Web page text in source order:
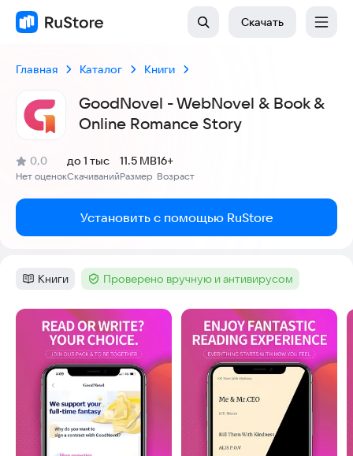
Скачать
Главная Каталог Книги
GoodNovel - WebNovel & Book &
Online Romance Story
Рейтинг:
0,0
(
Нет оценок
)
Скачиваний
до 1 тыс
Размер
11.5 MB
Возраст
16+
Установить с помощью RuStore
Категория
Книги Тег :Проверено вручную и антивирусом
Скриншоты